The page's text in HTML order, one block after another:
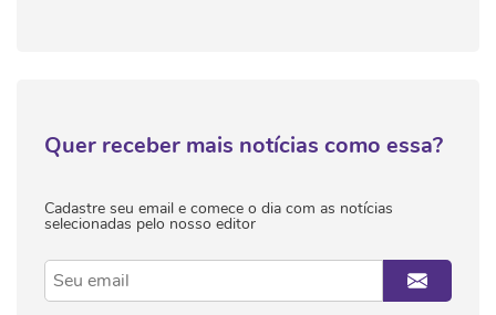
Quer receber mais notícias como essa?
Cadastre seu email e comece o dia com as notícias
selecionadas pelo nosso editor